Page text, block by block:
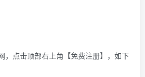
，点击顶部右上角【免费注册】，如下